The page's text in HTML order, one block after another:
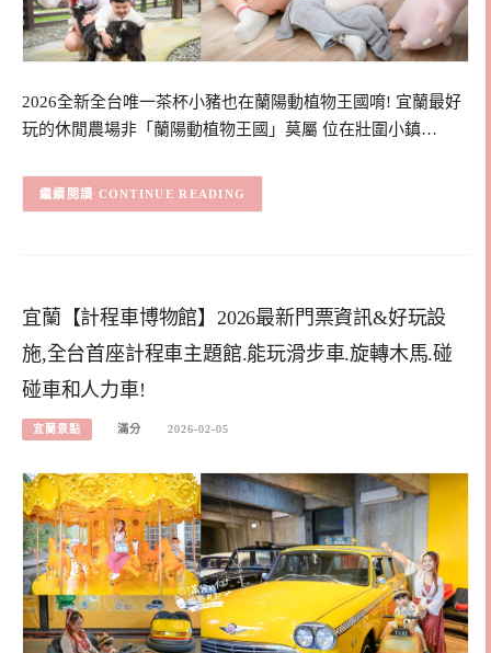
2026全新全台唯一茶杯小豬也在蘭陽動植物王國唷! 宜蘭最好
玩的休閒農場非「蘭陽動植物王國」莫屬 位在壯圍小鎮…
CONTINUE READING
宜蘭【計程車博物館】2026最新門票資訊&好玩設
施,全台首座計程車主題館.能玩滑步車.旋轉木馬.碰
碰車和人力車!
宜蘭景點 滿分 2026-02-05